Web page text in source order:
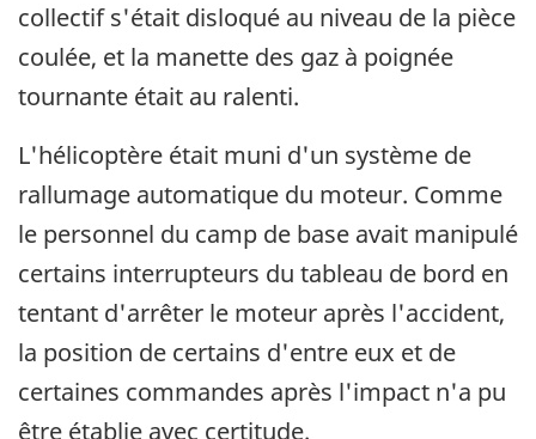
collectif s'était disloqué au niveau de la pièce
coulée, et la manette des gaz à poignée
tournante était au ralenti.
L'hélicoptère était muni d'un système de
rallumage automatique du moteur. Comme
le personnel du camp de base avait manipulé
certains interrupteurs du tableau de bord en
tentant d'arrêter le moteur après l'accident,
la position de certains d'entre eux et de
certaines commandes après l'impact n'a pu
être établie avec certitude.